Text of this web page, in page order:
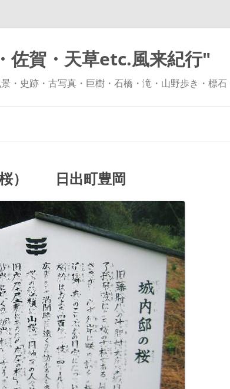
佐賀・天草etc.風来紀行"
・史跡・古写真・巨樹・石橋・滝・山野歩き・標石
桜） 日出町豊岡